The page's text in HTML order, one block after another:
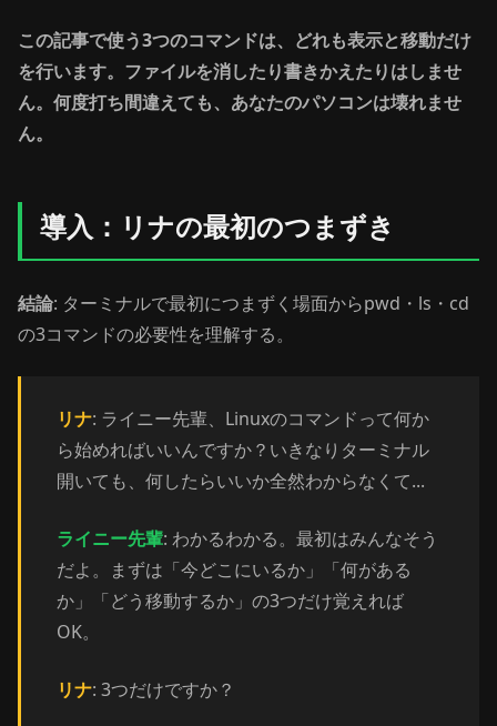
この記事で使う3つのコマンドは、どれも表示と移動だけ
を行います。ファイルを消したり書きかえたりはしませ
ん。何度打ち間違えても、あなたのパソコンは壊れませ
ん。
導入：リナの最初のつまずき
結論: ターミナルで最初につまずく場面からpwd・ls・cd
の3コマンドの必要性を理解する。
リナ: ライニー先輩、Linuxのコマンドって何か
ら始めればいいんですか？いきなりターミナル
開いても、何したらいいか全然わからなくて...
ライニー先輩: わかるわかる。最初はみんなそう
だよ。まずは「今どこにいるか」「何がある
か」「どう移動するか」の3つだけ覚えれば
OK。
リナ: 3つだけですか？